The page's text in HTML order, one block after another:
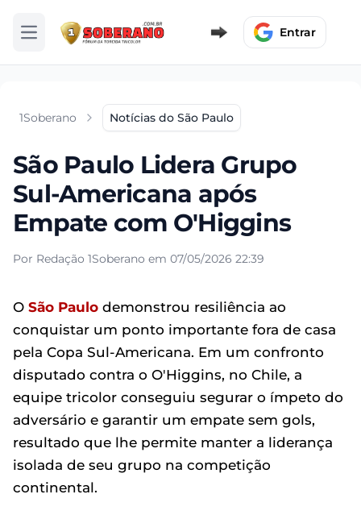
Abrir menu Entrar
1Soberano Notícias do São Paulo
São Paulo Lidera Grupo
Sul-Americana após
Empate com O'Higgins
Por Redação 1Soberano em 07/05/2026 22:39
O São Paulo demonstrou resiliência ao
conquistar um ponto importante fora de casa
pela Copa Sul-Americana. Em um confronto
disputado contra o O'Higgins, no Chile, a
equipe tricolor conseguiu segurar o ímpeto do
adversário e garantir um empate sem gols,
resultado que lhe permite manter a liderança
isolada de seu grupo na competição
continental.